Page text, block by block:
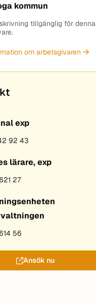
kommun
tillgänglig för denna
om arbetsgivaren
exp
92 43
lärare, exp
27
56
Ansök nu